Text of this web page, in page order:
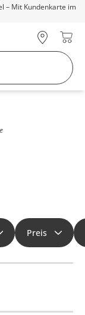
– Mit Kundenkarte im
Preis